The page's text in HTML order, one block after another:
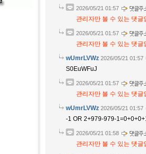
2026/05/21 01:57
관리자만 볼 수 있는 댓글
2026/05/21 01:57
관리자만 볼 수 있는 댓글
wUmrLVWz 2026/05/21 01:57
S0EuWFuJ
2026/05/21 01:57
관리자만 볼 수 있는 댓글
wUmrLVWz 2026/05/21 01:57
-1 OR 2+979-979-
2026/05/21 01:58
관리자만 볼 수 있는 댓글